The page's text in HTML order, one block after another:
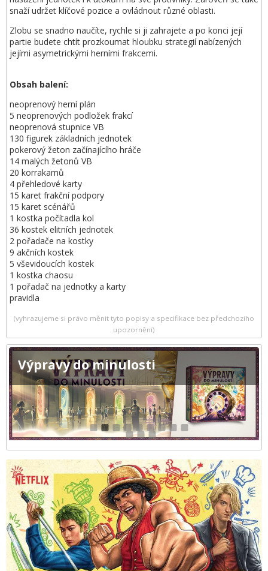
snaží udržet klíčové pozice a ovládnout různé oblasti.
Zlobu se snadno naučíte, rychle si ji zahrajete a po konci její
partie budete chtít prozkoumat hloubku strategií nabízených
jejími asymetrickými herními frakcemi.
Obsah balení:
neoprenový herní plán
5 neoprenových podložek frakcí
neoprenová stupnice VB
130 figurek základních jednotek
pokerový žeton začínajícího hráče
14 malých žetonů VB
20 korrakamů
4 přehledové karty
15 karet frakční podpory
15 karet scénářů
1 kostka počítadla kol
36 kostek elitních jednotek
2 pořadače na kostky
9 akčních kostek
5 vševidoucích kostek
1 kostka chaosu
1 pořadač na jednotky a karty
pravidla
(vyhrazujeme si právo měnit tyto popisy a specifikace bez předchozího
upozornění)
Výpravy do minulosti